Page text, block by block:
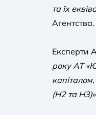
та їх
Агентства.
Експерти
року АТ
(Н2 та Н3)